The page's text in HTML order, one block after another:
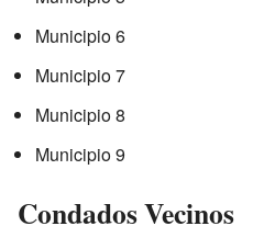
Municipio 6
Municipio 7
Municipio 8
Municipio 9
Condados Vecinos